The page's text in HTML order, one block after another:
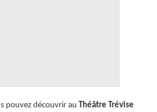
pouvez découvrir au Théâtre Trévise